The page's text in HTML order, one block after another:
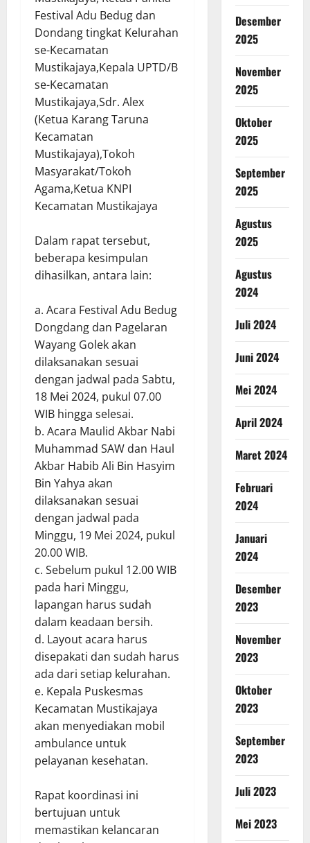
Festival Adu Bedug dan
Dondang tingkat Kelurahan
se-Kecamatan
Mustikajaya,Kepala UPTD/B
se-Kecamatan
Mustikajaya,Sdr. Alex
(Ketua Karang Taruna
Kecamatan
Mustikajaya),Tokoh
Masyarakat/Tokoh
Agama,Ketua KNPI
Kecamatan Mustikajaya
Dalam rapat tersebut,
beberapa kesimpulan
dihasilkan, antara lain:
a. Acara Festival Adu Bedug
Dongdang dan Pagelaran
Wayang Golek akan
dilaksanakan sesuai
dengan jadwal pada Sabtu,
18 Mei 2024, pukul 07.00
WIB hingga selesai.
b. Acara Maulid Akbar Nabi
Muhammad SAW dan Haul
Akbar Habib Ali Bin Hasyim
Bin Yahya akan
dilaksanakan sesuai
dengan jadwal pada
Minggu, 19 Mei 2024, pukul
20.00 WIB.
c. Sebelum pukul 12.00 WIB
pada hari Minggu,
lapangan harus sudah
dalam keadaan bersih.
d. Layout acara harus
disepakati dan sudah harus
ada dari setiap kelurahan.
e. Kepala Puskesmas
Kecamatan Mustikajaya
akan menyediakan mobil
ambulance untuk
pelayanan kesehatan.
Rapat koordinasi ini
bertujuan untuk
memastikan kelancaran
Desember
2025
November
2025
Oktober
2025
September
2025
Agustus
2025
Agustus
2024
Juli 2024
Juni 2024
Mei 2024
April 2024
Maret 2024
Februari
2024
Januari
2024
Desember
2023
November
2023
Oktober
2023
September
2023
Juli 2023
Mei 2023